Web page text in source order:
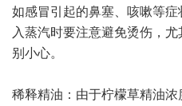
如感冒引起的鼻塞、咳嗽等
入蒸汽时要注意避免烫伤，
别小心。
稀释精油：由于柠檬草精油